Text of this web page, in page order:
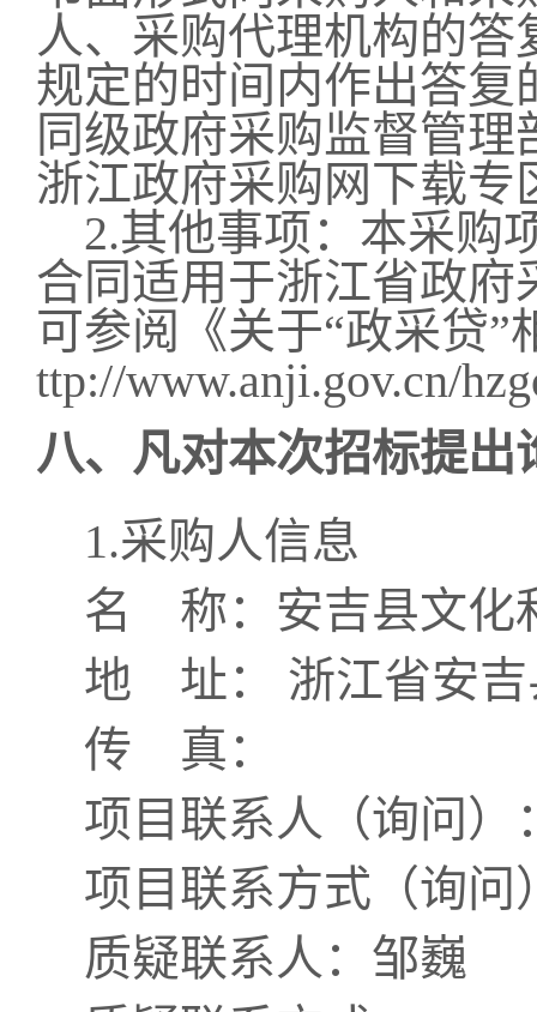
人、采购代理机构的
规定的时间内作出答
同级政府采购监督管
浙江政府采购网下载专
2.其他事项： 本采购
合同适用于浙江省政府
可参阅《关于“政采贷”
ttp://www.anji.gov.cn/
八、凡对本次招标提
1.采购人信息
名 称： 安吉县文化
地 址：
浙江省安
传 真：
项目联系人（询问）
项目联系方式（询问
质疑联系人： 邹巍